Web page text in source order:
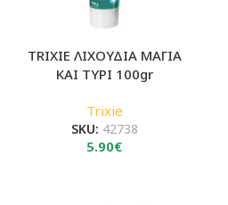
TRIXIE ΛΙΧΟΥΔΙA ΜΑΓΙΑ
ΚΑΙ ΤΥΡΙ 100gr
Trixie
SKU: 42738
5.90€